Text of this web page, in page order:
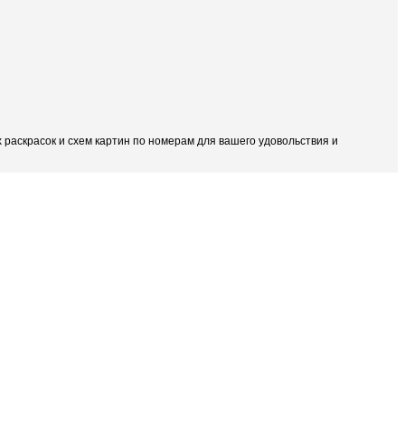
и схем картин по номерам для вашего удовольствия и